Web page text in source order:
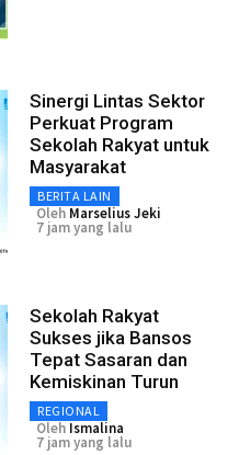
Sinergi Lintas Sektor
Perkuat Program
Sekolah Rakyat untuk
Masyarakat
BERITA LAIN
Oleh Marselius Jeki
7 jam yang lalu
Sekolah Rakyat
Sukses jika Bansos
Tepat Sasaran dan
Kemiskinan Turun
REGIONAL
Oleh Ismalina
7 jam yang lalu